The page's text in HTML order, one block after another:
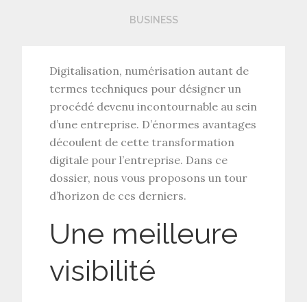
BUSINESS
Digitalisation, numérisation autant de
termes techniques pour désigner un
procédé devenu incontournable au sein
d’une entreprise. D’énormes avantages
découlent de cette transformation
digitale pour l’entreprise. Dans ce
dossier, nous vous proposons un tour
d’horizon de ces derniers.
Une meilleure
visibilité